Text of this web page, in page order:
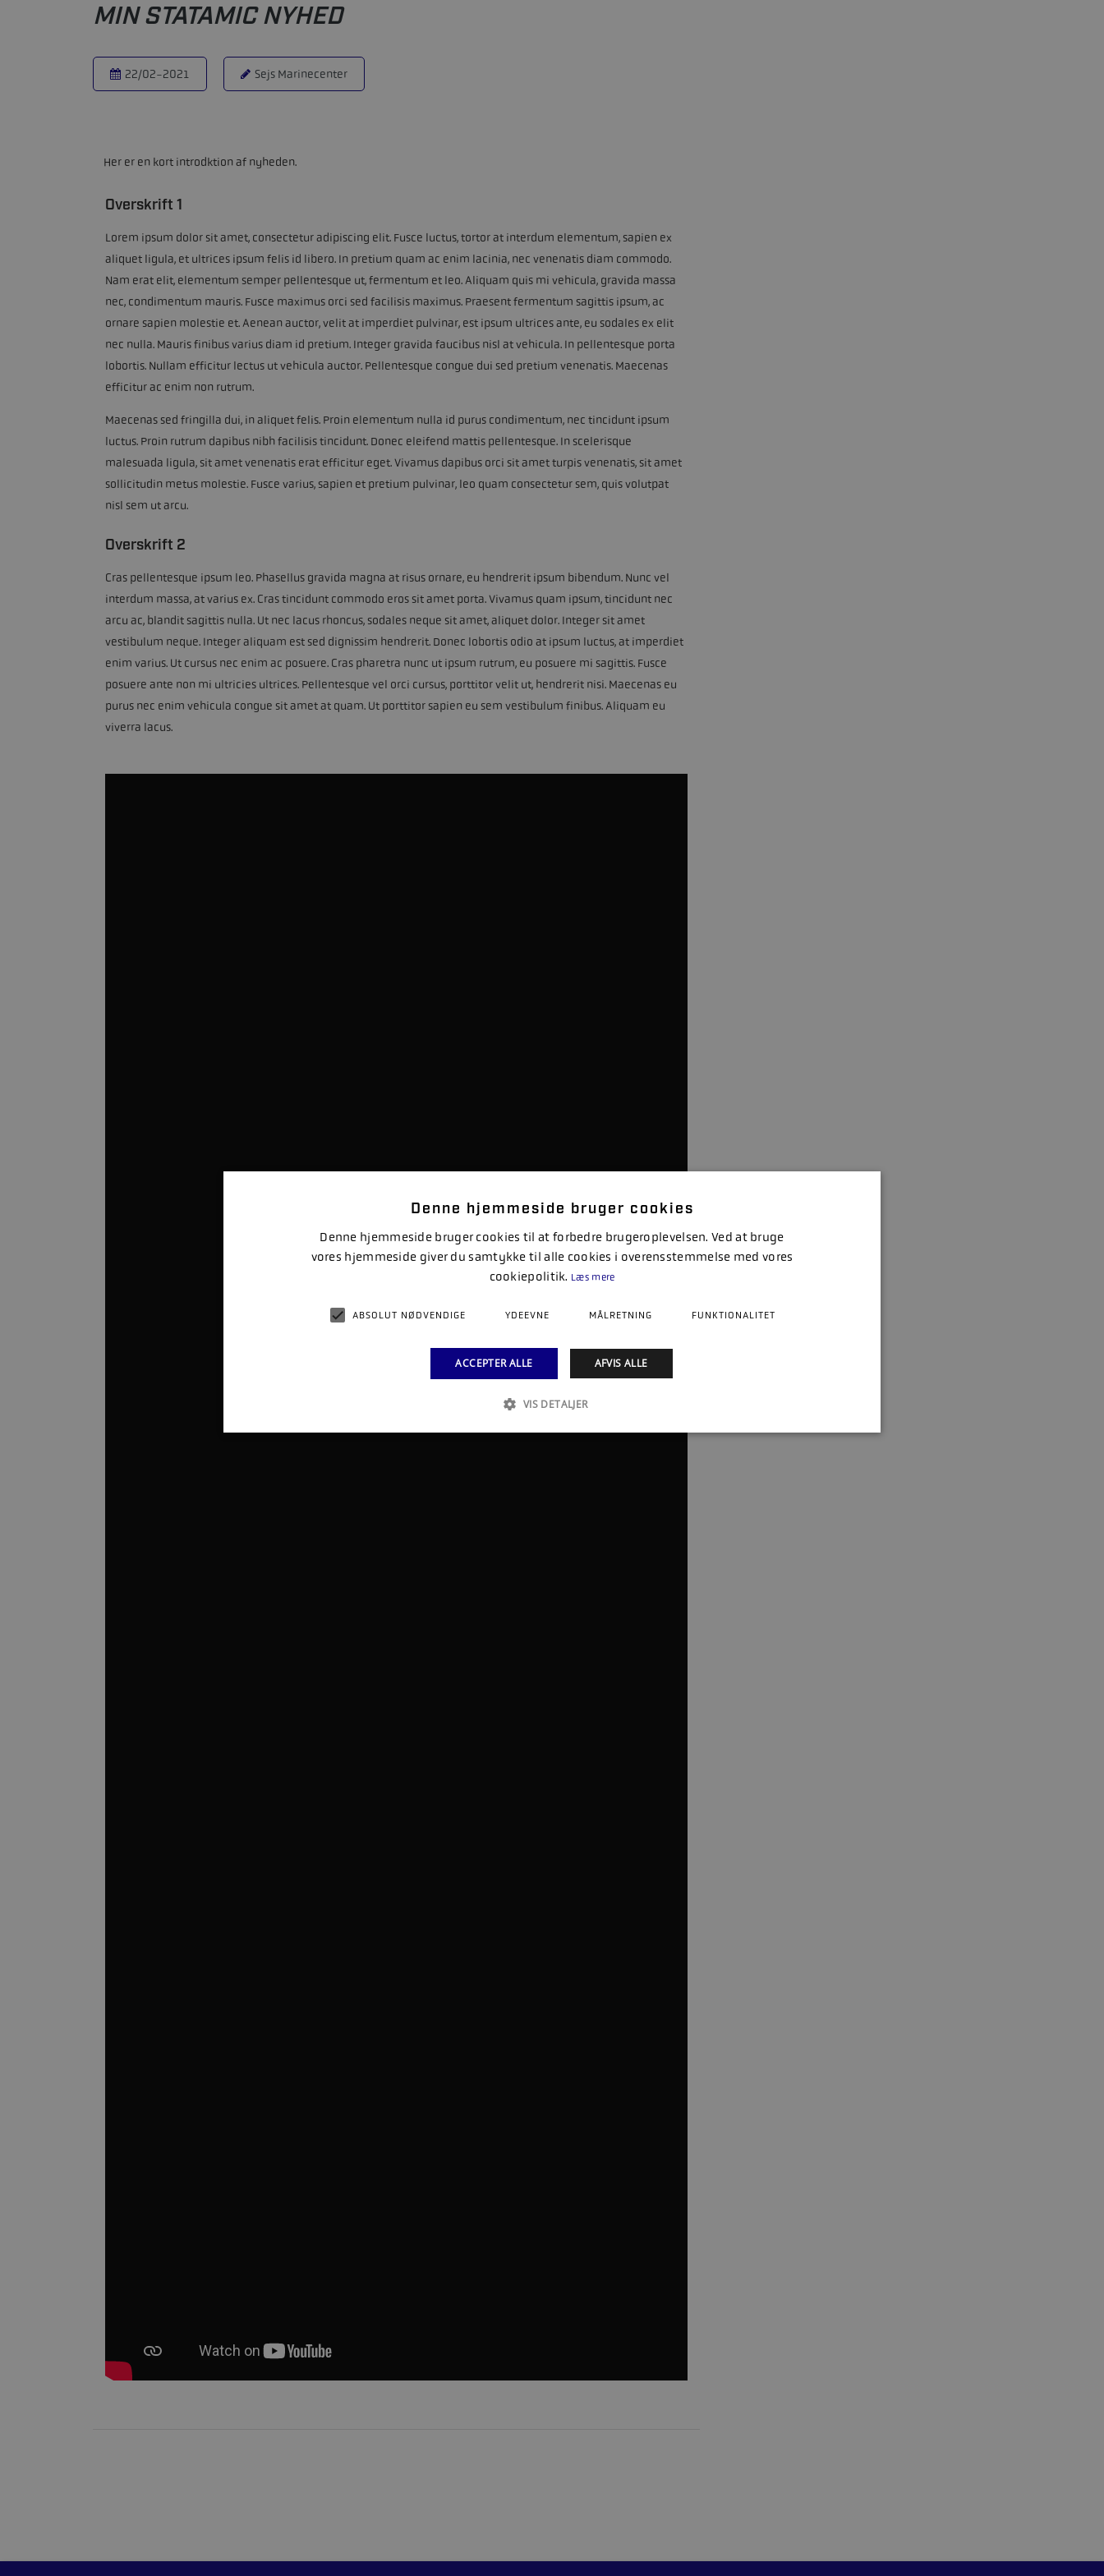
MIN STATAMIC NYHED
22/02-2021 Sejs Marinecenter
Her er en kort introdktion af nyheden.
Overskrift 1
Lorem ipsum dolor sit amet, consectetur adipiscing elit. Fusce luctus, tortor at interdum elementum, sapien ex
aliquet ligula, et ultrices ipsum felis id libero. In pretium quam ac enim lacinia, nec venenatis diam commodo.
Nam erat elit, elementum semper pellentesque ut, fermentum et leo. Aliquam quis mi vehicula, gravida massa
nec, condimentum mauris. Fusce maximus orci sed facilisis maximus. Praesent fermentum sagittis ipsum, ac
ornare sapien molestie et. Aenean auctor, velit at imperdiet pulvinar, est ipsum ultrices ante, eu sodales ex elit
nec nulla. Mauris finibus varius diam id pretium. Integer gravida faucibus nisl at vehicula. In pellentesque porta
lobortis. Nullam efficitur lectus ut vehicula auctor. Pellentesque congue dui sed pretium venenatis. Maecenas
efficitur ac enim non rutrum.
Maecenas sed fringilla dui, in aliquet felis. Proin elementum nulla id purus condimentum, nec tincidunt ipsum
luctus. Proin rutrum dapibus nibh facilisis tincidunt. Donec eleifend mattis pellentesque. In scelerisque
malesuada ligula, sit amet venenatis erat efficitur eget. Vivamus dapibus orci sit amet turpis venenatis, sit amet
sollicitudin metus molestie. Fusce varius, sapien et pretium pulvinar, leo quam consectetur sem, quis volutpat
nisl sem ut arcu.
Overskrift 2
Cras pellentesque ipsum leo. Phasellus gravida magna at risus ornare, eu hendrerit ipsum bibendum. Nunc vel
interdum massa, at varius ex. Cras tincidunt commodo eros sit amet porta. Vivamus quam ipsum, tincidunt nec
arcu ac, blandit sagittis nulla. Ut nec lacus rhoncus, sodales neque sit amet, aliquet dolor. Integer sit amet
vestibulum neque. Integer aliquam est sed dignissim hendrerit. Donec lobortis odio at ipsum luctus, at imperdiet
enim varius. Ut cursus nec enim ac posuere. Cras pharetra nunc ut ipsum rutrum, eu posuere mi sagittis. Fusce
posuere ante non mi ultricies ultrices. Pellentesque vel orci cursus, porttitor velit ut, hendrerit nisi. Maecenas eu
purus nec enim vehicula congue sit amet at quam. Ut porttitor sapien eu sem vestibulum finibus. Aliquam eu
viverra lacus.
Denne hjemmeside bruger cookies
Denne hjemmeside bruger cookies til at forbedre brugeroplevelsen. Ved at bruge
vores hjemmeside giver du samtykke til alle cookies i overensstemmelse med vores
cookiepolitik. Læs mere
ABSOLUT NØDVENDIGE YDEEVNE MÅLRETNING FUNKTIONALITET
ACCEPTER ALLE AFVIS ALLE
VIS DETALJER